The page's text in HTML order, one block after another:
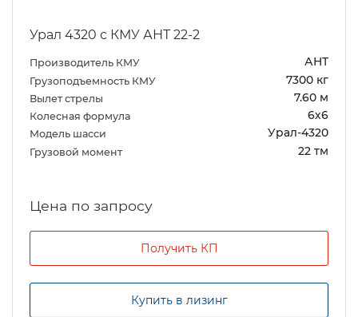
Урал 4320 с КМУ АНТ 22-2
Производитель КМУ АНТ
Грузоподъемность КМУ 7300 кг
Вылет стрелы 7.60 м
Колесная формула 6х6
Модель шасси Урал-4320
Грузовой момент 22 тм
Цена по запросу
Получить КП
Купить в лизинг